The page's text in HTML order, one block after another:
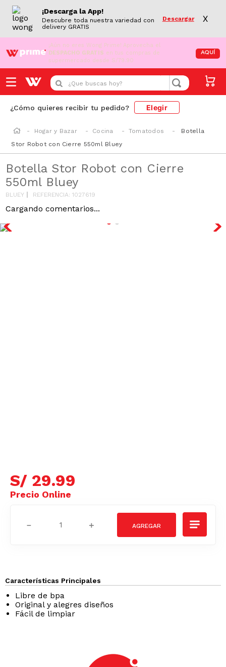
¡Descarga la App!
Descubre toda nuestra variedad con
delivery GRATIS
Descargar X
¡Aún no eres Wong Prime! Aprovecha el
DESPACHO GRATIS en tus compras de
supermercado desde S/79.90
AQUÍ
¿Que buscas hoy?
¿Cómo quieres recibir tu pedido? Elegir
Hogar y Bazar Cocina Tomatodos
Botella
Stor Robot con Cierre 550ml Bluey
Botella Stor Robot con Cierre
550ml Bluey
BLUEY REFERENCIA:1027619
Cargando comentarios...
S/ 29.99
＋
－
Características Principales
Libre de bpa
Original y alegres diseños
Fácil de limpiar